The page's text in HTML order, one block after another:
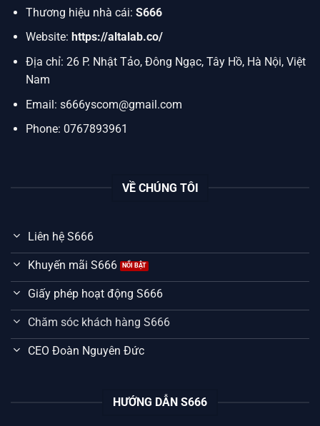
Thương hiệu nhà cái: S666
Website: https://altalab.co/
Địa chỉ: 26 P. Nhật Tảo, Đông Ngạc, Tây Hồ, Hà Nội, Việt
Nam
Email: s666yscom@gmail.com
Phone: 0767893961
VỀ CHÚNG TÔI
Liên hệ S666
Khuyến mãi S666
Giấy phép hoạt động S666
Chăm sóc khách hàng S666
CEO Đoàn Nguyên Đức
HƯỚNG DẪN S666